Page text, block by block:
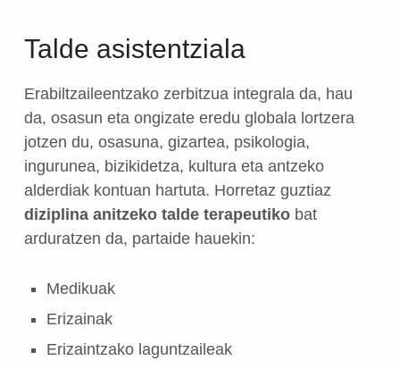
Talde asistentziala
Erabiltzaileentzako zerbitzua integrala da, hau
da, osasun eta ongizate eredu globala lortzera
jotzen du, osasuna, gizartea, psikologia,
ingurunea, bizikidetza, kultura eta antzeko
alderdiak kontuan hartuta. Horretaz guztiaz
diziplina anitzeko talde terapeutikobat
arduratzen da, partaide hauekin:
Medikuak
Erizainak
Erizaintzako laguntzaileak